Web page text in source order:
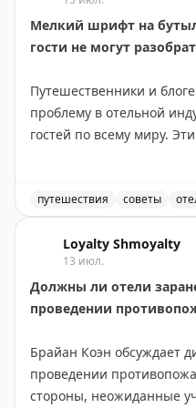
погребу. Канадский
более продолжительные
Северного Онтарио,
Канаду и выделите 5-6
вроде Вавы или Муз-
справедливо
Points Miles and Bling|
Мелкий шрифт на
гости не могут
Путешественники и
проблему в отельной
гостей по всему миру.
практически невозможно
Проблема в том, что в
душе, носить очки
вынуждены либо
их повредить, либо
предназначена. Это
случайно используют
или наоборот.
путешествия советы
Loyalty Shmoyalty
13 июл.
Должны ли отели
проведении
Брайан Коэн обсуждает
проведении
стороны, неожиданные